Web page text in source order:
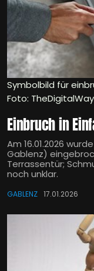
Symbolbild für
Foto: TheDigitalWay
Einbruch in
Am 16.01.2026
Gablenz)
Terrassentür;
noch unklar.
GABLENZ 17.01.2026